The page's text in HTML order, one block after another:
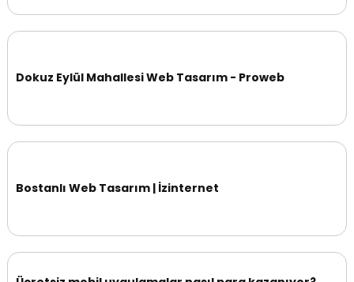
Dokuz Eylül Mahallesi Web Tasarım - Proweb
Bostanlı Web Tasarım | İzinternet